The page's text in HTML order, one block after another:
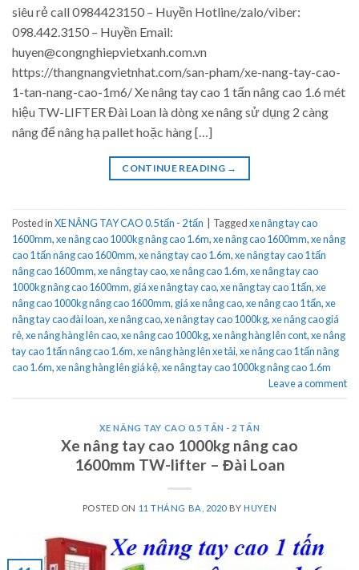
siêu rẻ call 0984423150 – Huyền Hotline/zalo/viber:
098.442.3150 – Huyền Email:
huyen@congnghiepvietxanh.com.vn
https://thangnangvietnhat.com/san-pham/xe-nang-tay-cao-
1-tan-nang-cao-1m6/ Xe nâng tay cao 1 tấn nâng cao 1.6 mét
hiệu TW-LIFTER Đài Loan là dòng xe nâng sử dụng 2 càng
nâng để nâng hạ pallet hoặc hàng […]
CONTINUE READING →
Posted inXE NÂNG TAY CAO 0.5 tấn - 2 tấn Taggedxe nâng tay cao
1600mm,xe nâng cao 1000kg nâng cao 1.6m,xe nâng cao 1600mm,xe nâng
cao 1 tấn nâng cao 1600mm,xe nâng tay cao 1.6m,xe nâng tay cao 1 tấn
nâng cao 1600mm,xe nâng tay cao,xe nâng cao 1.6m,xe nâng tay cao
1000kg nâng cao 1600mm, giá xe nâng tay cao,xe nâng tay cao 1 tấn,xe
nâng cao 1000kg nâng cao 1600mm, giá xe nâng cao,xe nâng cao 1 tấn,xe
nâng tay cao đài loan,xe nâng cao,xe nâng tay cao 1000kg,xe nâng cao giá
rẻ,xe nâng hàng lên cao,xe nâng cao 1000kg,xe nâng hàng lên cont,xe nâng
tay cao 1 tấn nâng cao 1.6m,xe nâng hàng lên xe tải,xe nâng cao 1 tấn nâng
cao 1.6m,xe nâng hàng lên giá kệ,xe nâng tay cao 1000kg nâng cao 1.6m
Leave a comment
XE NÂNG TAY CAO 0.5 TẤN - 2 TẤN
Xe nâng tay cao 1000kg nâng cao
1600mm TW-lifter – Đài Loan
POSTED ON 11 THÁNG BA, 2020 BYHUYEN